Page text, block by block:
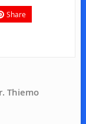
Share
Thiemo